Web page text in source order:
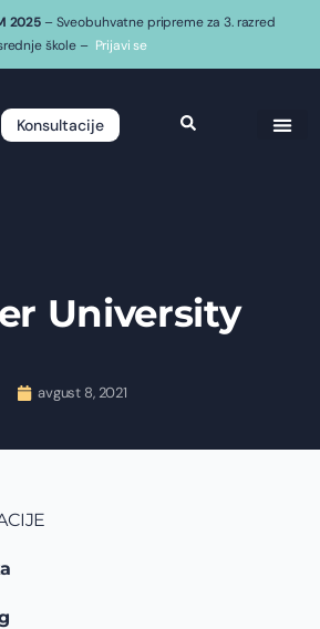
2025 – Sveobuhvatne pripreme za 3. razred
škole – Prijavi se
Konsultacije
University
avgust 8, 2021